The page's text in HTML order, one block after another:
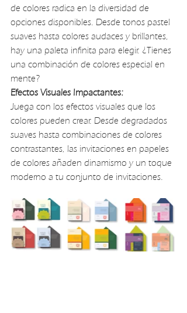
de colores radica en la diversidad de
opciones disponibles. Desde tonos pastel
suaves hasta colores audaces y brillantes,
hay una paleta infinita para elegir. ¿Tienes
una combinación de colores especial en
mente?
Efectos Visuales Impactantes:
Juega con los efectos visuales que los
colores pueden crear. Desde degradados
suaves hasta combinaciones de colores
contrastantes, las invitaciones en papeles
de colores añaden dinamismo y un toque
moderno a tu conjunto de invitaciones.